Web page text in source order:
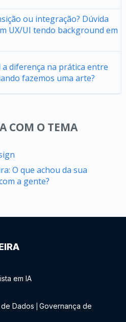
ou integração? Dúvida
UX/UI tendo background em
a diferença na prática entre
fazemos uma arte?
COM O TEMA
O que achou da sua
a gente?
em IA
Dados
Governança de